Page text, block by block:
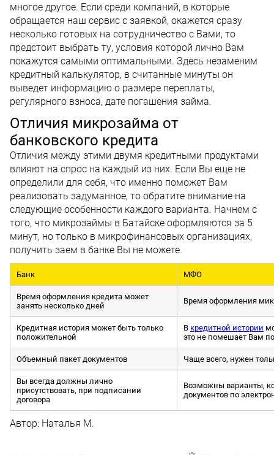
многое другое. Если среди компаний, в которые
обращается наш сервис с заявкой, окажется сразу
несколько готовых на сотрудничество с Вами, то
предстоит выбрать ту, условия которой лично Вам
покажутся самыми оптимальными. Здесь незаменим
кредитный калькулятор, в считанные минуты он
выведет информацию о размере переплаты,
регулярного взноса, дате погашения займа.
Отличия микрозайма от
банковского кредита
Отличия между этими двумя кредитными продуктами
влияют на спрос на каждый из них. Если Вы еще не
определили для себя, что именно поможет Вам
реализовать задуманное, то обратите внимание на
следующие особенности каждого варианта. Начнем с
того, что микрозаймы в Батайске оформляются за 5
минут, но только в микрофинансовых организациях,
получить заем в банке Вы не можете.
Банк МФО
Время оформления кредита может
занять несколько дней
Время оформления
Кредитная история может быть только
положительной
В кредитной истории
это не помешает Вам
Объемный пакет документов Чаще всего, нужен
Вы всегда должны лично
присутствовать, при подписании
договора
Возможны варианты,
документов по
Автор: Наталья М.